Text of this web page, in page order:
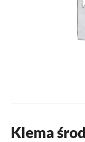
Klema